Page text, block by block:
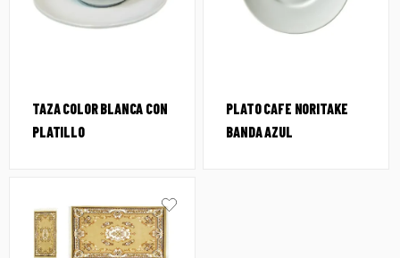
TAZA COLOR BLANCA CON
PLATILLO
PLATO CAFE NORITAKE
BANDA AZUL